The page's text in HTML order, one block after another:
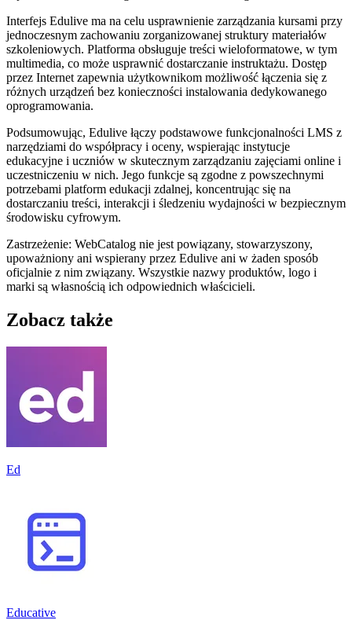
Interfejs Edulive ma na celu usprawnienie zarządzania kursami przy
jednoczesnym zachowaniu zorganizowanej struktury materiałów
szkoleniowych. Platforma obsługuje treści wieloformatowe, w tym
multimedia, co może usprawnić dostarczanie instruktażu. Dostęp
przez Internet zapewnia użytkownikom możliwość łączenia się z
różnych urządzeń bez konieczności instalowania dedykowanego
oprogramowania.
Podsumowując, Edulive łączy podstawowe funkcjonalności LMS z
narzędziami do współpracy i oceny, wspierając instytucje
edukacyjne i uczniów w skutecznym zarządzaniu zajęciami online i
uczestniczeniu w nich. Jego funkcje są zgodne z powszechnymi
potrzebami platform edukacji zdalnej, koncentrując się na
dostarczaniu treści, interakcji i śledzeniu wydajności w bezpiecznym
środowisku cyfrowym.
Zastrzeżenie: WebCatalog nie jest powiązany, stowarzyszony,
upoważniony ani wspierany przez Edulive ani w żaden sposób
oficjalnie z nim związany. Wszystkie nazwy produktów, logo i
marki są własnością ich odpowiednich właścicieli.
Zobacz także
Ed
Educative